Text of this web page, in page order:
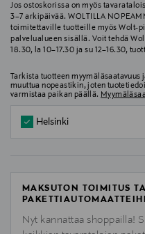
Jos ostoskorissa on myös
3–7 arkipäivää. WOLTILLA
toimitettaville tuotteille myös Wolt-
palvelualueen sisällä. Voit tehdä
18.30, la 10–17.30 ja su 12–16.30,
Tarkista tuotteen
muuttua nopeastikin, joten
varmistaa paikan päällä.
Helsinki
MAKSUTON TOIMITUS
Nyt kannattaa shoppailla!